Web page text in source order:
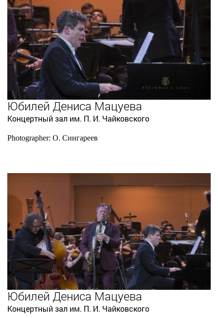
Юбилей Дениса Мацуева
Концертный зал им. П. И. Чайковского
Photographer: О. Сингареев
Юбилей Дениса Мацуева
Концертный зал им. П. И. Чайковского